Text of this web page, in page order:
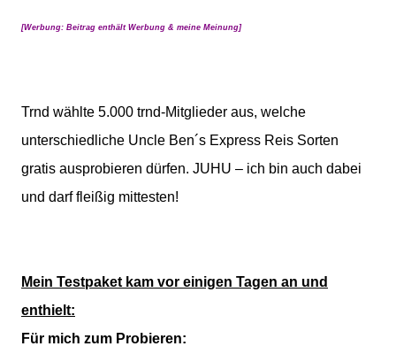
[Werbung: Beitrag enthält Werbung & meine Meinung]
Trnd wählte 5.000 trnd-Mitglieder aus, welche
unterschiedliche Uncle Ben´s Express Reis Sorten
gratis ausprobieren dürfen. JUHU – ich bin auch dabei
und darf fleißig mittesten!
Mein Testpaket kam vor einigen Tagen an und
enthielt:
Für mich zum Probieren: